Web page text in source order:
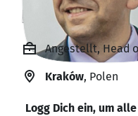
Robert
Angestellt, Head
Kraków, Polen
Logg Dich ein, um